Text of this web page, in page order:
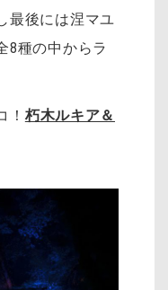
最後には涅マユ
8種の中からラ
！ 朽木ルキア＆